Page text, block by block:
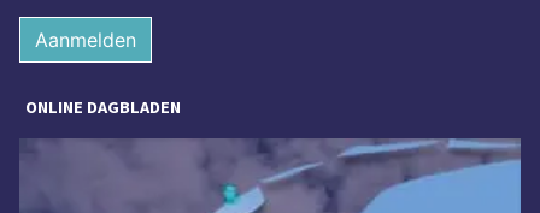
Aanmelden
ONLINE DAGBLADEN